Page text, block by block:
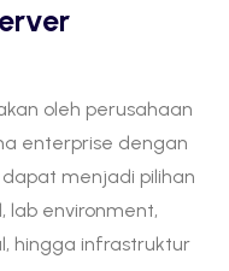
oleh perusahaan
enterprise dengan
menjadi pilihan
lab environment,
hingga infrastruktur